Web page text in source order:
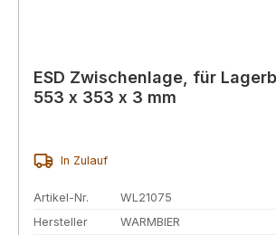
ESD Zwischenlage, für
553 x 353 x 3 mm
In Zulauf
Artikel-Nr.
WL21075
Hersteller
WARMBIER